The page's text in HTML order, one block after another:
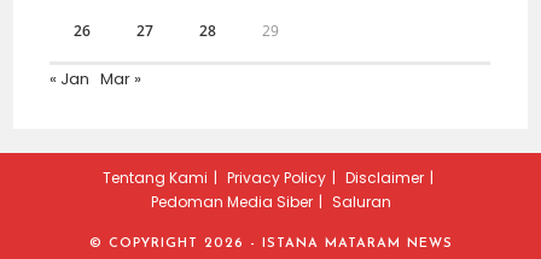
26 27 28 29
« Jan Mar »
Tentang Kami Privacy Policy
Disclaimer
Pedoman Media Siber
Saluran
© COPYRIGHT 2026 - ISTANA MATARAM NEWS